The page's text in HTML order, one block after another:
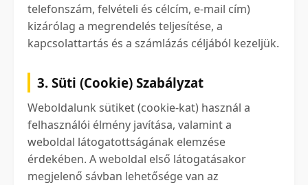
telefonszám, felvételi és célcím, e-mail cím)
kizárólag a megrendelés teljesítése, a
kapcsolattartás és a számlázás céljából kezeljük.
3. Süti (Cookie) Szabályzat
Weboldalunk sütiket (cookie-kat) használ a
felhasználói élmény javítása, valamint a
weboldal látogatottságának elemzése
érdekében. A weboldal első látogatásakor
megjelenő sávban lehetősége van az